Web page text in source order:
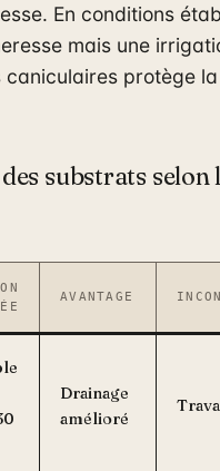
En conditions
mais une
caniculaires protège
substrats selon
AVANTAGE
Drainage
amélioré